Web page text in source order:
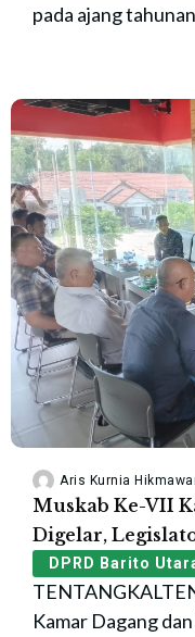
pada ajang
Aris Kurnia
Muskab Ke-VII
Digelar,
DPRD Barito
Kamar Dagang